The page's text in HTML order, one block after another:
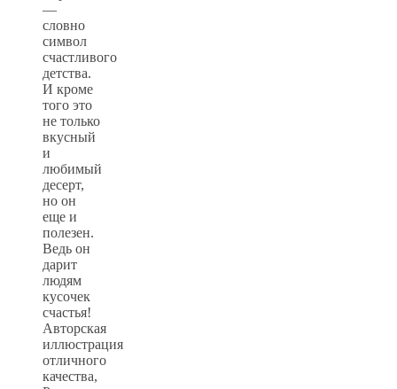
—
словно
символ
счастливого
детства.
И кроме
того это
не только
вкусный
и
любимый
десерт,
но он
еще и
полезен.
Ведь он
дарит
людям
кусочек
счастья!
Авторская
иллюстрация
отличного
качества,